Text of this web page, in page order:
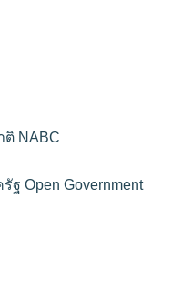
NABC
ฐ Open Government